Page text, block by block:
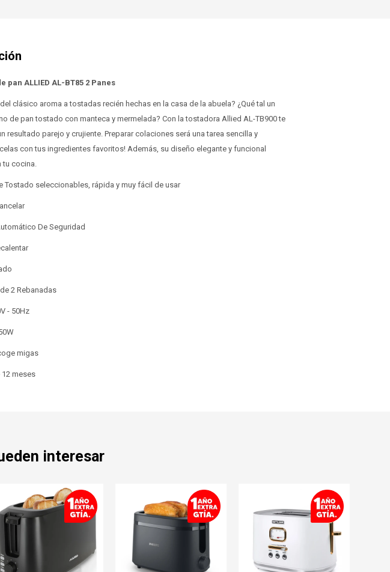
pan ALLIED AL-BT85 2 Panes
clásico aroma a tostadas recién hechas en la casa de la abuela? ¿Qué tal un
de pan tostado con manteca y mermelada? Con la tostadora Allied AL-TB900 te
resultado parejo y crujiente. Preparar colaciones será una tarea sencilla y
con tus ingredientes favoritos! Además, su diseño elegante y funcional
tu cocina.
Tostado seleccionables, rápida y muy fácil de usar
De Seguridad
2 Rebanadas
- 50Hz
migas
12 meses
interesar